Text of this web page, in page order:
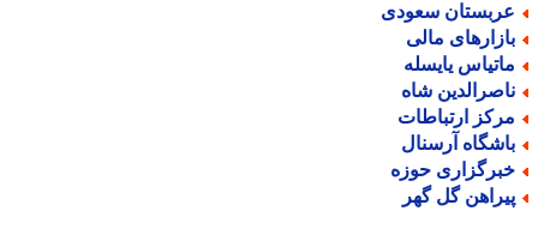
سعودی
مالی
یایسله
شاه
ارتباطات
آرسنال
حوزه
گل گهر